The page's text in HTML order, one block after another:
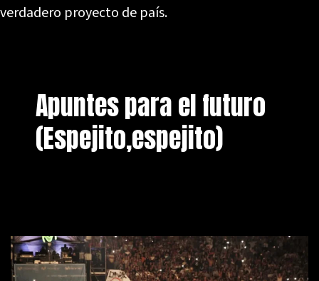
verdadero proyecto de país.
Apuntes para el futuro
(Espejito,espejito)